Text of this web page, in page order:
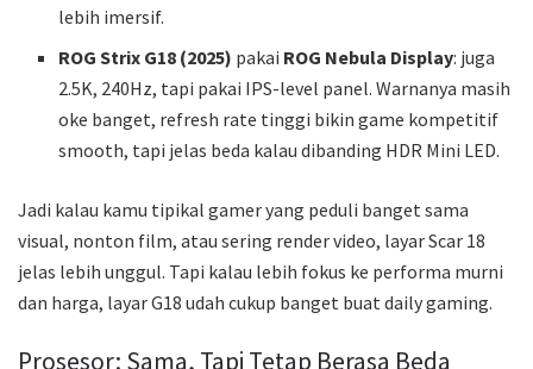
lebih imersif.
ROG Strix G18 (2025) pakai ROG Nebula Display: juga
2.5K, 240Hz, tapi pakai IPS-level panel. Warnanya masih
oke banget, refresh rate tinggi bikin game kompetitif
smooth, tapi jelas beda kalau dibanding HDR Mini LED.
Jadi kalau kamu tipikal gamer yang peduli banget sama
visual, nonton film, atau sering render video, layar Scar 18
jelas lebih unggul. Tapi kalau lebih fokus ke performa murni
dan harga, layar G18 udah cukup banget buat daily gaming.
Prosesor: Sama, Tapi Tetap Berasa Beda